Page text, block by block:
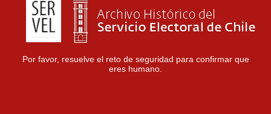
Por favor, resuelve el reto de seguridad para confirmar que
eres humano.